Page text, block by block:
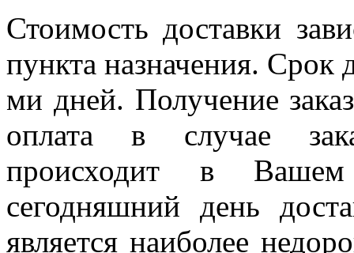
Стоимость доставки
пункта назначения. Срок
ми дней. Получение
оплата в случае
происходит в
сегодняшний день
является наиболее